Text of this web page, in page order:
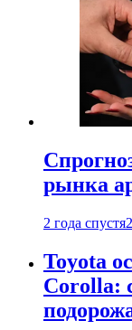
рынка
2 года спустя
Toyota
Corolla: